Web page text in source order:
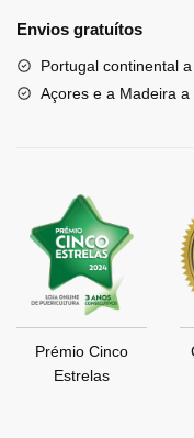
Envios gratuítos
Portugal continental
Açores e a Madeira
Prémio Cinco
Estrelas